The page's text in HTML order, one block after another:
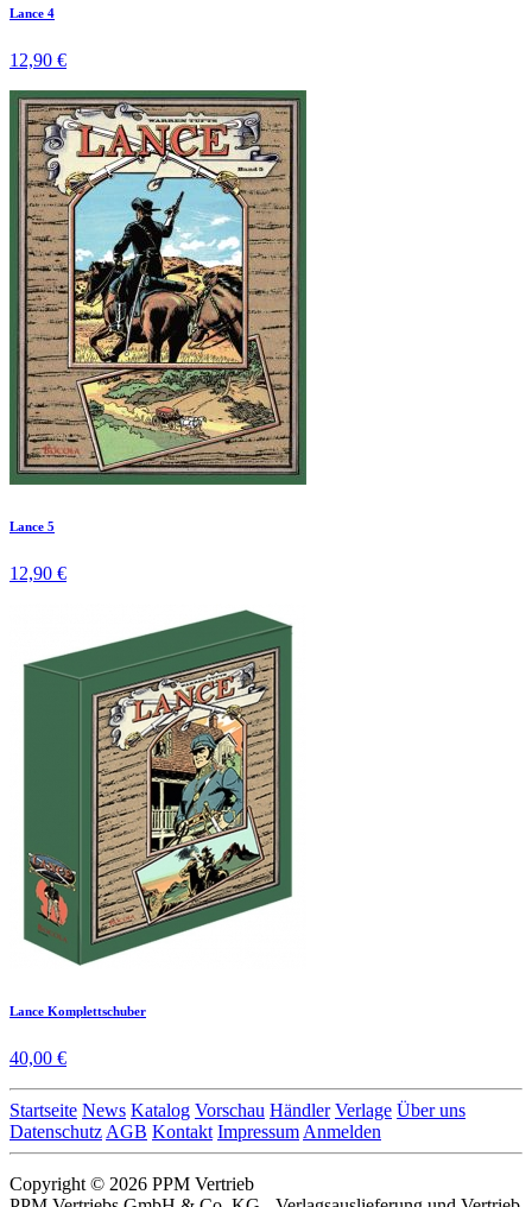
Lance 4
12,90 €
Lance 5
12,90 €
Lance Komplettschuber
40,00 €
Startseite News Katalog Vorschau Händler Verlage Über uns
Datenschutz AGB Kontakt Impressum Anmelden
Copyright © 2026 PPM Vertrieb